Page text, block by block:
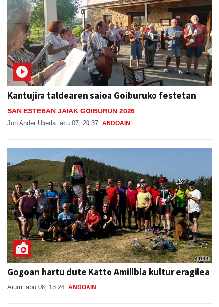
Kantujira taldearen saioa Goiburuko festetan
SAN ESTEBAN JAIAK GOIBURUN 2026
Jon Ander Ubeda abu 07, 20:37 ANDOAIN
Gogoan hartu dute Katto Amilibia kultur eragilea
Aiurri abu 08, 13:24 ANDOAIN